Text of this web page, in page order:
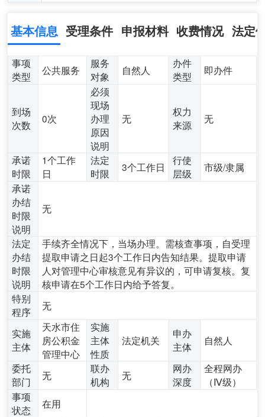
基本信息 受理条件 申报材料 收费情况 法定
事项
类型
公共服务
服务
对象
自然人
办件
类型
即办件
到场
次数
0次
必须
现场
办理
原因
说明
无
权力
来源
无
承诺
时限
1个工作
日
法定
时限
3个工作日
行使
层级
市级/隶属
承诺
办结
时限
说明
无
法定
办结
时限
说明
手续齐全情况下，当场办理。需核查事项，自受理
提取申请之日起3个工作日内告知结果。提取申请
人对管理中心审核意见有异议的，可申请复核。复
核申请在5个工作日内给予答复。
特别
程序
无
实施
主体
天水市住
房公积金
管理中心
实施
主体
性质
法定机关
申办
主体
自然人
委托
部门
无
联办
机构
无
网办
深度
全程网办
（Ⅳ级）
事项
状态
在用